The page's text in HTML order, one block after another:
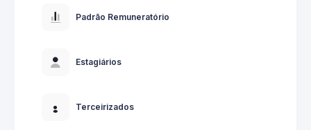
Padrão Remuneratório
Estagiários
Terceirizados